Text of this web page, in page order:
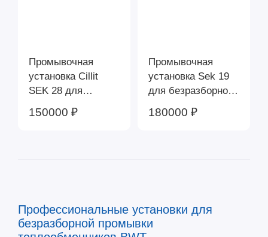
Промывочная
установка Cillit
SEK 28 для
безразборной
промывки
150000 ₽
Промывочная
установка Sek 19
для безразборной
химической
очистки стенок
180000 ₽
Профессиональные установки для
безразборной промывки